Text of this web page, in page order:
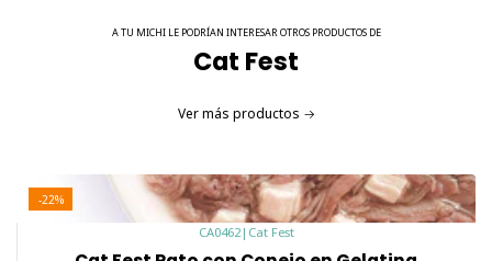
A TU MICHI LE PODRÍAN INTERESAR OTROS PRODUCTOS DE
Cat Fest
Ver más productos
-22%
CA0462| Cat Fest